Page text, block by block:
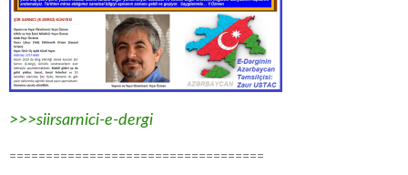
>>>siirsarnici-e-dergi
===================================